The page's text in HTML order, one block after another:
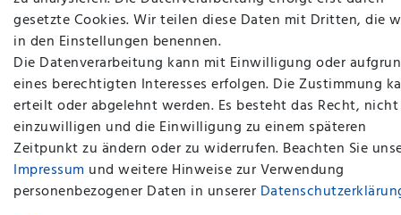
gesetzte Cookies. Wir teilen diese Daten mit Dritten, die
in den Einstellungen benennen.
Die Datenverarbeitung kann mit Einwilligung oder
eines berechtigten Interesses erfolgen. Die Zustimmung
erteilt oder abgelehnt werden. Es besteht das Recht, nicht
einzuwilligen und die Einwilligung zu einem späteren
Zeitpunkt zu ändern oder zu widerrufen. Beachten Sie
Impressum und weitere Hinweise zur Verwendung
personenbezogener Daten in unserer
plentymarkets Template von Plenty Lions
BACK TO TOP